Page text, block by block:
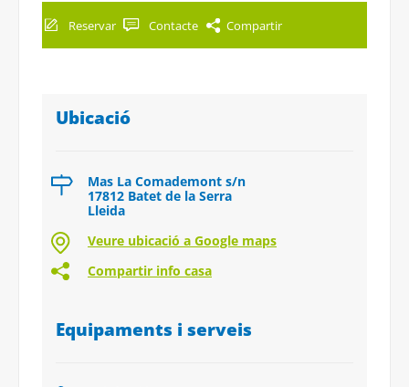
Reservar Contacte Compartir
Ubicació
Mas La Comademont s/n
17812 Batet de la Serra
Lleida
Veure ubicació a Google maps
Compartir info casa
Equipaments i serveis